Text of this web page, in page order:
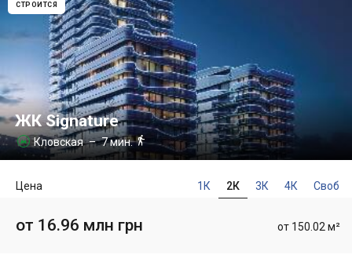
СТРОИТСЯ
ЖК Signature
 Кловская– 7 мин.
1К 2К 3К 4К Своб
Цена
от 150.02 м²
от 16.96 млн грн